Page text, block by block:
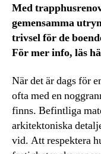
Med
gemensamma
trivsel för de
För mer info, läs
När det är dags för
ofta med en
finns. Befintliga
arkitektoniska
vid. Att respektera